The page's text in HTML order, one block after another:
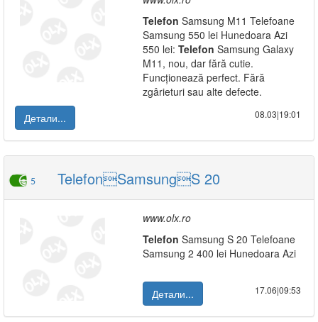
Telefon Samsung M11 Telefoane
Samsung 550 lei Hunedoara Azi
550 lei: Telefon Samsung Galaxy
M11, nou, dar fără cutie.
Funcționează perfect. Fără
zgârieturi sau alte defecte.
Детали...
08.03|19:01
5 TelefonSamsungS 20
www.olx.ro
Telefon Samsung S 20 Telefoane
Samsung 2 400 lei Hunedoara Azi
Детали... 17.06|09:53